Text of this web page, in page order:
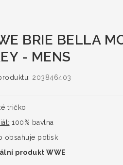
BRIE BELLA
- MENS
203846403
tričko
100% bavlna
obsahuje potisk
produkt WWE